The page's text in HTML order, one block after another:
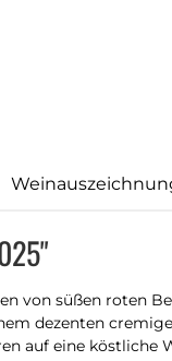
von süßen roten
dezenten
auf eine köstliche